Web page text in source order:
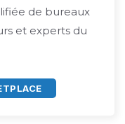
de bureaux
et experts du